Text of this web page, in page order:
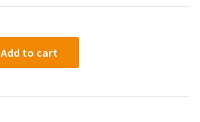
Add to cart